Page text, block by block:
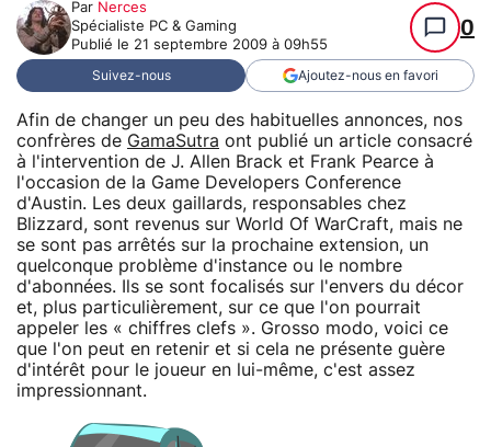
Par Nerces
Spécialiste PC & Gaming
Publié le 21 septembre 2009 à 09h55
0
Suivez-nous Ajoutez-nous en favori
Afin de changer un peu des habituelles annonces, nos
confrères de GamaSutra ont publié un article consacré
à l'intervention de J. Allen Brack et Frank Pearce à
l'occasion de la Game Developers Conference
d'Austin. Les deux gaillards, responsables chez
Blizzard, sont revenus sur World Of WarCraft, mais ne
se sont pas arrêtés sur la prochaine extension, un
quelconque problème d'instance ou le nombre
d'abonnées. Ils se sont focalisés sur l'envers du décor
et, plus particulièrement, sur ce que l'on pourrait
appeler les « chiffres clefs ». Grosso modo, voici ce
que l'on peut en retenir et si cela ne présente guère
d'intérêt pour le joueur en lui-même, c'est assez
impressionnant.